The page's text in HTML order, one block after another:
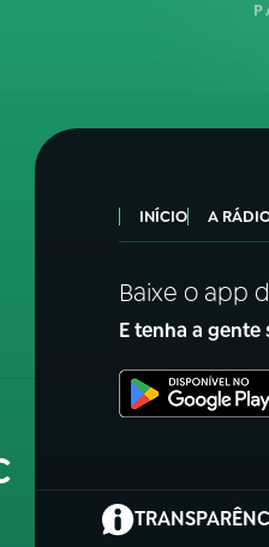
INÍCIO A
Baixe o app
E tenha a
(abre em nova